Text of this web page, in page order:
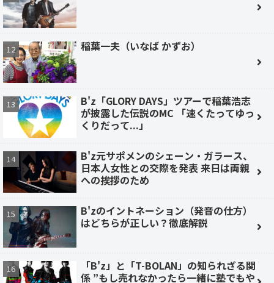
稲葉一夫（いなば かずお）
B'z「GLORY DAYS」ツアーで稲葉浩志
が披露した伝説のMC 「速くたってゆっ
くりだって...」
B'z元サポメンのシェーン・ガラース、
日本人女性との交際を発表 来日は両親
への挨拶のため
B'zのイントネーション（発音の仕方）
はどちらが正しい？徹底解説
「B'z」と「T-BOLAN」の知られざる関
係 ”もし売れなかったら一緒に塾でもや